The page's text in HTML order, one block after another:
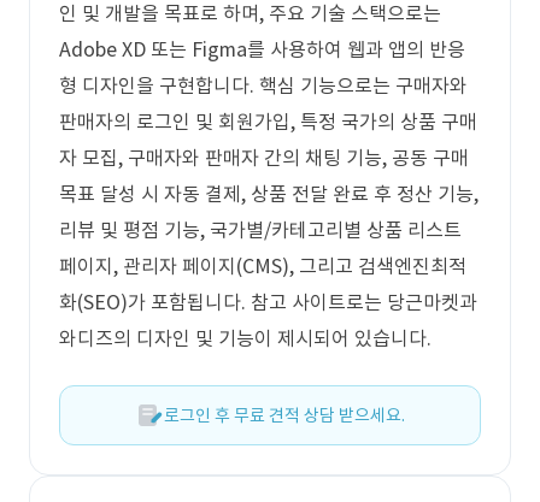
인 및 개발을 목표로 하며, 주요 기술 스택으로는
Adobe XD 또는 Figma를 사용하여 웹과 앱의 반응
형 디자인을 구현합니다. 핵심 기능으로는 구매자와
판매자의 로그인 및 회원가입, 특정 국가의 상품 구매
자 모집, 구매자와 판매자 간의 채팅 기능, 공동 구매
목표 달성 시 자동 결제, 상품 전달 완료 후 정산 기능,
리뷰 및 평점 기능, 국가별/카테고리별 상품 리스트
페이지, 관리자 페이지(CMS), 그리고 검색엔진최적
화(SEO)가 포함됩니다. 참고 사이트로는 당근마켓과
와디즈의 디자인 및 기능이 제시되어 있습니다.
로그인 후 무료 견적 상담 받으세요.